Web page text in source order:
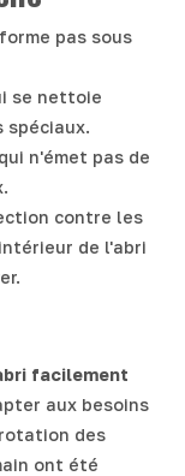
pas sous
se nettoie
spéciaux.
n'émet pas de
contre les
de l'abri
facilement
aux besoins
des
ont été